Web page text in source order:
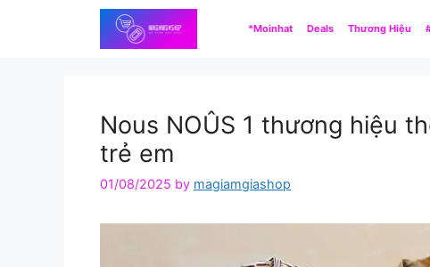
*Moinhat Deals Thương Hiệu
Nous NOÛS 1 thương hiệu
trẻ em
01/08/2025 by magiamgiashop